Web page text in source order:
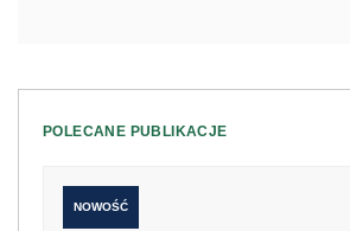
POLECANE PUBLIKACJE
NOWOŚĆ